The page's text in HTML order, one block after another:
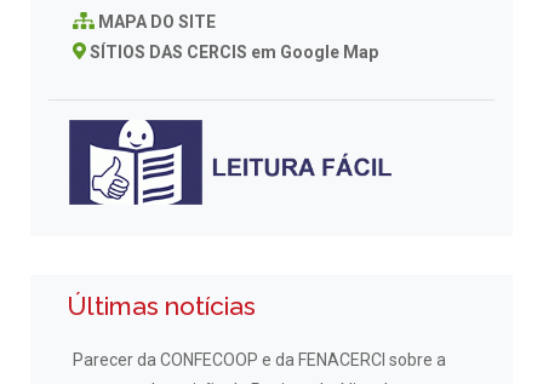
MAPA DO SITE
SÍTIOS DAS CERCIS em Google Map
Últimas notícias
Parecer da CONFECOOP e da FENACERCI sobre a